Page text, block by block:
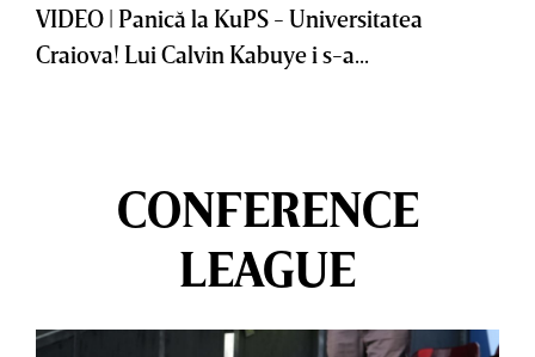
VIDEO | Panică la KuPS - Universitatea
Craiova! Lui Calvin Kabuye i s-a...
CONFERENCE
LEAGUE